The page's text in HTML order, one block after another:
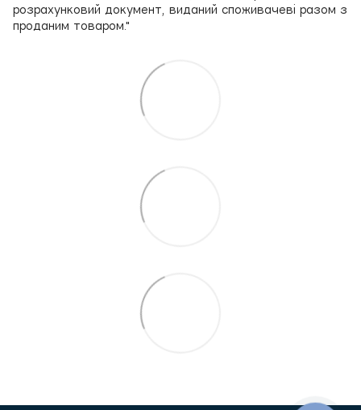
розрахунковий документ, виданий споживачеві разом з
проданим товаром."